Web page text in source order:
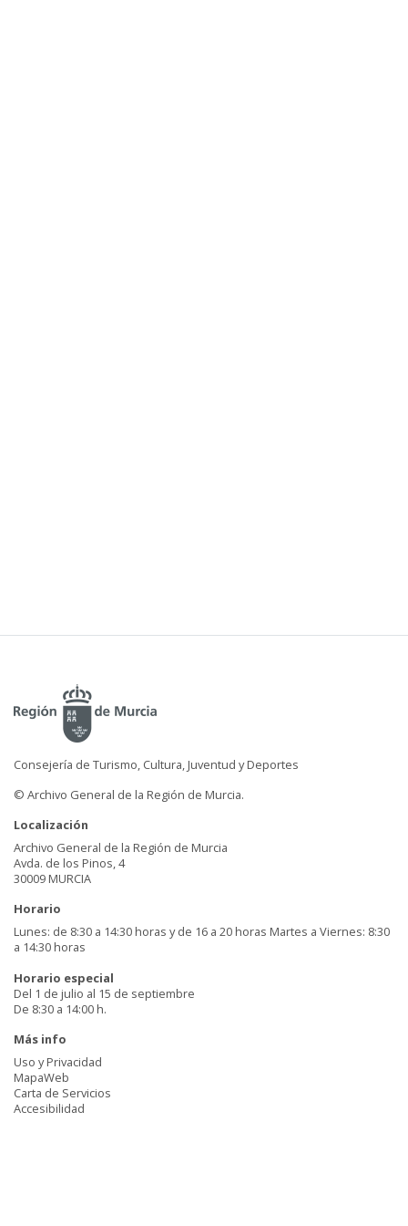
Consejería de Turismo, Cultura, Juventud y Deportes
© Archivo General de la Región de Murcia.
Localización
Archivo General de la Región de Murcia
Avda. de los Pinos, 4
30009 MURCIA
Horario
Lunes: de 8:30 a 14:30 horas y de 16 a 20 horas Martes a Viernes: 8:30
a 14:30 horas
Horario especial
Del 1 de julio al 15 de septiembre
De 8:30 a 14:00 h.
Más info
Uso y Privacidad
MapaWeb
Carta de Servicios
Accesibilidad